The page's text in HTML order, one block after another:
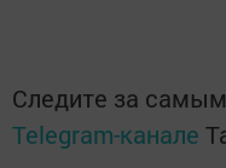
Следите за
Telegram-канале